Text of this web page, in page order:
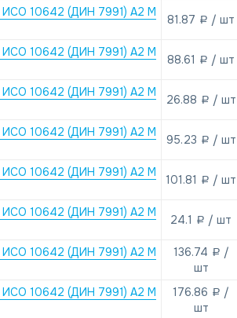
ИСО 10642 (ДИН 7991) А2 M
81.87 a / шт
ИСО 10642 (ДИН 7991) А2 M
88.61 a / шт
ИСО 10642 (ДИН 7991) А2 M
26.88 a / шт
ИСО 10642 (ДИН 7991) А2 M
95.23 a / шт
ИСО 10642 (ДИН 7991) А2 M
101.81 a / шт
ИСО 10642 (ДИН 7991) А2 M
24.1 a / шт
ИСО 10642 (ДИН 7991) А2 M
136.74 a /
шт
ИСО 10642 (ДИН 7991) А2 M
176.86 a /
шт